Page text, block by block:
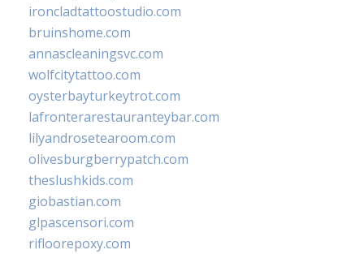
ironcladtattoostudio.com
bruinshome.com
annascleaningsvc.com
wolfcitytattoo.com
oysterbayturkeytrot.com
lafronterarestauranteybar.com
lilyandrosetearoom.com
olivesburgberrypatch.com
theslushkids.com
giobastian.com
glpascensori.com
rifloorepoxy.com